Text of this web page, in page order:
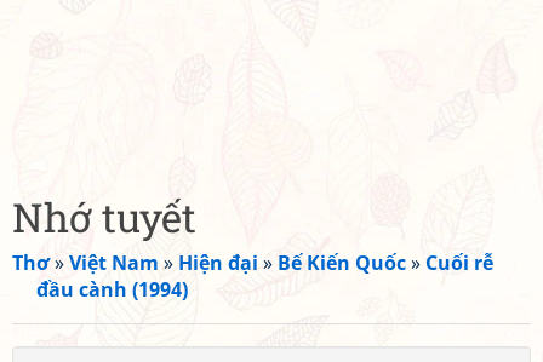
Nhớ tuyết
Thơ»Việt Nam » Hiện đại » Bế Kiến Quốc» Cuối rễ
đầu cành (1994)